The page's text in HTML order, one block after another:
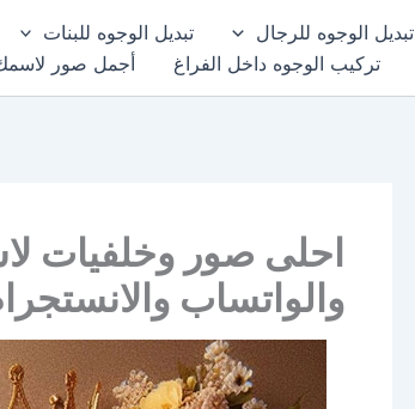
تبديل الوجوه للرجال تبديل الوجوه للبنات
تركيب الوجوه داخل الفراغ أجمل صور
احلى صور وخلفيات
والواتساب